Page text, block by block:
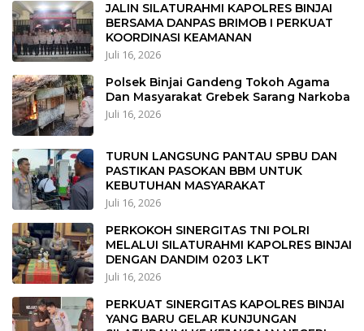
JALIN SILATURAHMI KAPOLRES BINJAI
BERSAMA DANPAS BRIMOB I PERKUAT
KOORDINASI KEAMANAN
Juli 16, 2026
Polsek Binjai Gandeng Tokoh Agama
Dan Masyarakat Grebek Sarang Narkoba
Juli 16, 2026
TURUN LANGSUNG PANTAU SPBU DAN
PASTIKAN PASOKAN BBM UNTUK
KEBUTUHAN MASYARAKAT
Juli 16, 2026
PERKOKOH SINERGITAS TNI POLRI
MELALUI SILATURAHMI KAPOLRES BINJAI
DENGAN DANDIM 0203 LKT
Juli 16, 2026
PERKUAT SINERGITAS KAPOLRES BINJAI
YANG BARU GELAR KUNJUNGAN